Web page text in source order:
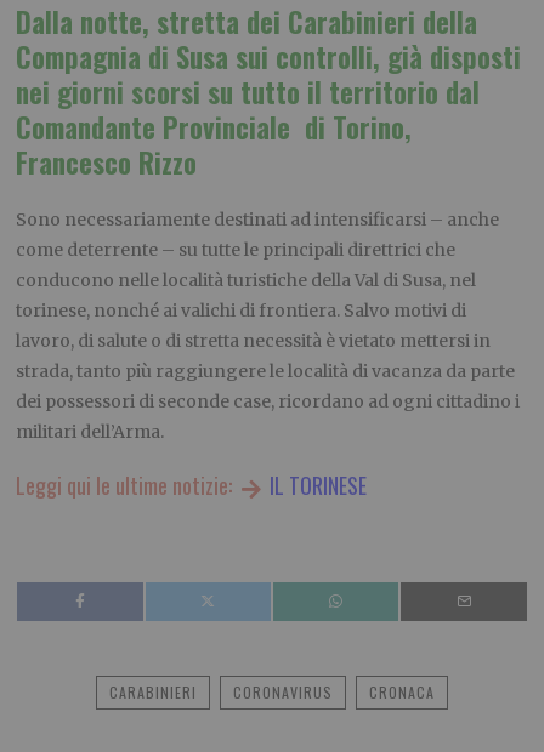
Dalla notte, stretta dei Carabinieri della
Compagnia di Susa sui controlli, già disposti
nei giorni scorsi su tutto il territorio dal
Comandante Provinciale di Torino,
Francesco Rizzo
Sono necessariamente destinati ad intensificarsi – anche
come deterrente – su tutte le principali direttrici che
conducono nelle località turistiche della Val di Susa, nel
torinese, nonché ai valichi di frontiera. Salvo motivi di
lavoro, di salute o di stretta necessità è vietato mettersi in
strada, tanto più raggiungere le località di vacanza da parte
dei possessori di seconde case, ricordano ad ogni cittadino i
militari dell’Arma.
Leggi qui le ultime notizie: IL TORINESE
CARABINIERI CORONAVIRUS CRONACA